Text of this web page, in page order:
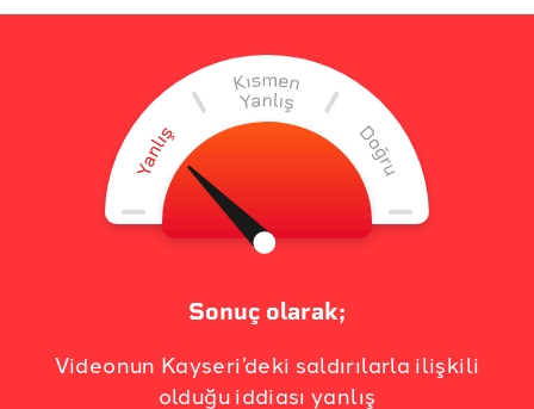
Sonuç olarak;
Videonun Kayseri’deki saldırılarla ilişkili
olduğu iddiası yanlış